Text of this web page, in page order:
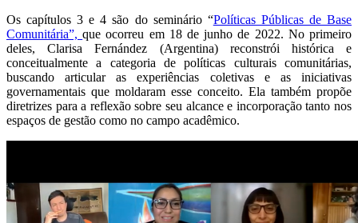
Os capítulos 3 e 4 são do seminário “Políticas Públicas de Base
Comunitária”,que ocorreu em 18 de junho de 2022. No primeiro
deles, Clarisa Fernández (Argentina) reconstrói histórica e
conceitualmente a categoria de políticas culturais comunitárias,
buscando articular as experiências coletivas e as iniciativas
governamentais que moldaram esse conceito. Ela também propõe
diretrizes para a reflexão sobre seu alcance e incorporação tanto nos
espaços de gestão como no campo acadêmico.